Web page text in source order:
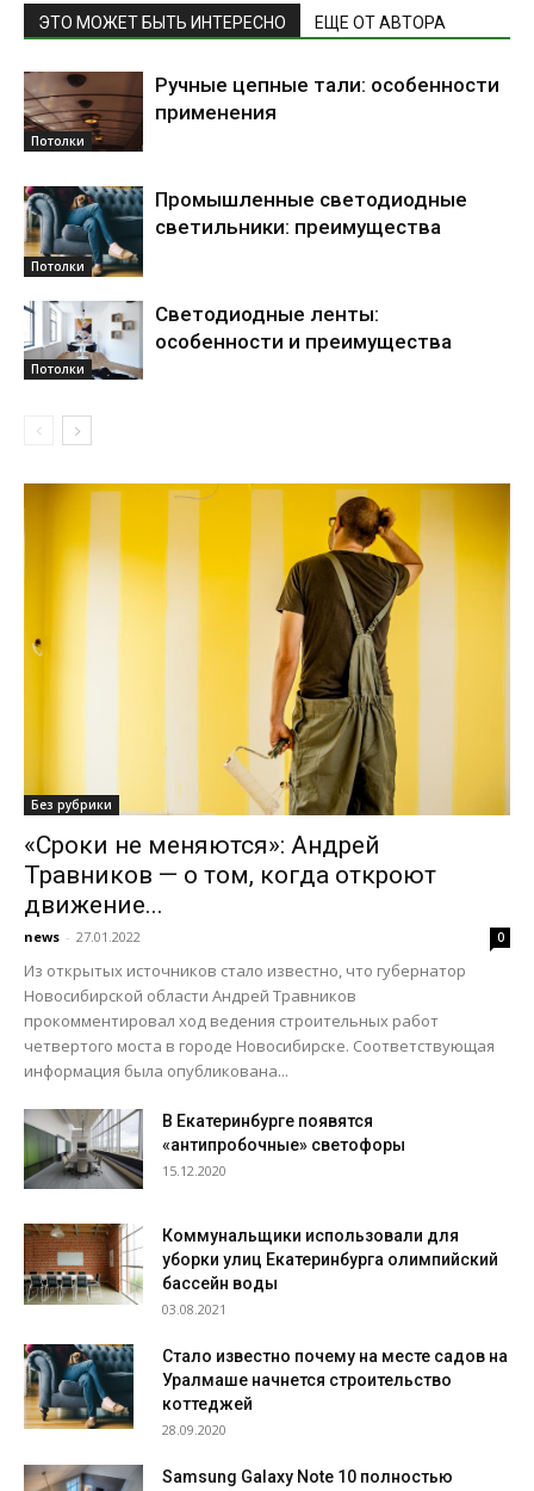
ЭТО МОЖЕТ БЫТЬ ИНТЕРЕСНО ЕЩЕ ОТ АВТОРА
Потолки
Ручные цепные тали: особенности
применения
Потолки
Промышленные светодиодные
светильники: преимущества
Потолки
Светодиодные ленты:
особенности и преимущества
Без рубрики
«Сроки не меняются»: Андрей
Травников — о том, когда откроют
движение...
news - 27.01.2022 0
Из открытых источников стало известно, что губернатор
Новосибирской области Андрей Травников
прокомментировал ход ведения строительных работ
четвертого моста в городе Новосибирске. Соответствующая
информация была опубликована...
В Екатеринбурге появятся
«антипробочные» светофоры
15.12.2020
Коммунальщики использовали для
уборки улиц Екатеринбурга олимпийский
бассейн воды
03.08.2021
Стало известно почему на месте садов на
Уралмаше начнется строительство
коттеджей
28.09.2020
Samsung Galaxy Note 10 полностью